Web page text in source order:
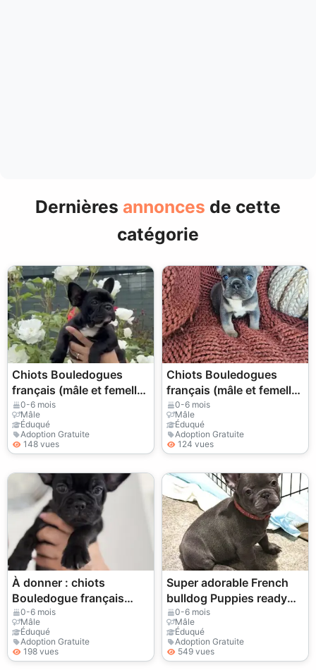
Dernières annonces de cette
catégorie
Chiots Bouledogues
français (mâle et femelle)
à donner
0-6 mois
Mâle
Éduqué
Adoption Gratuite
148 vues
Chiots Bouledogues
français (mâle et femelle)
à donner
0-6 mois
Mâle
Éduqué
Adoption Gratuite
124 vues
À donner : chiots
Bouledogue français
mâles et femelles
0-6 mois
Mâle
Éduqué
Adoption Gratuite
198 vues
Super adorable French
bulldog Puppies ready
WhatsApp
+447393160284
0-6 mois
Mâle
Éduqué
Adoption Gratuite
549 vues